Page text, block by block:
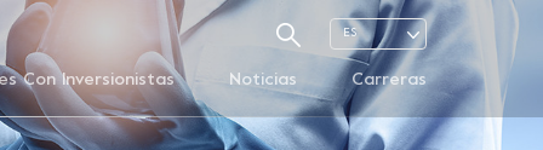
ES
Con Inversionistas Noticias Carreras